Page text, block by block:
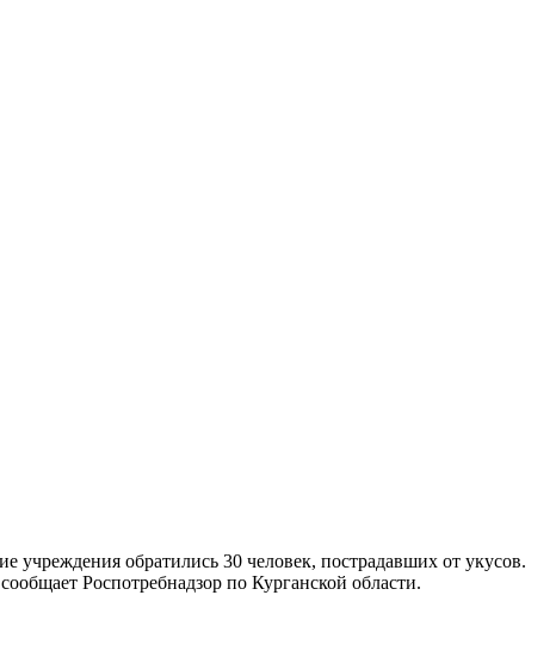
обратились 30 человек, пострадавших от укусов.
Роспотребнадзор по Курганской области.